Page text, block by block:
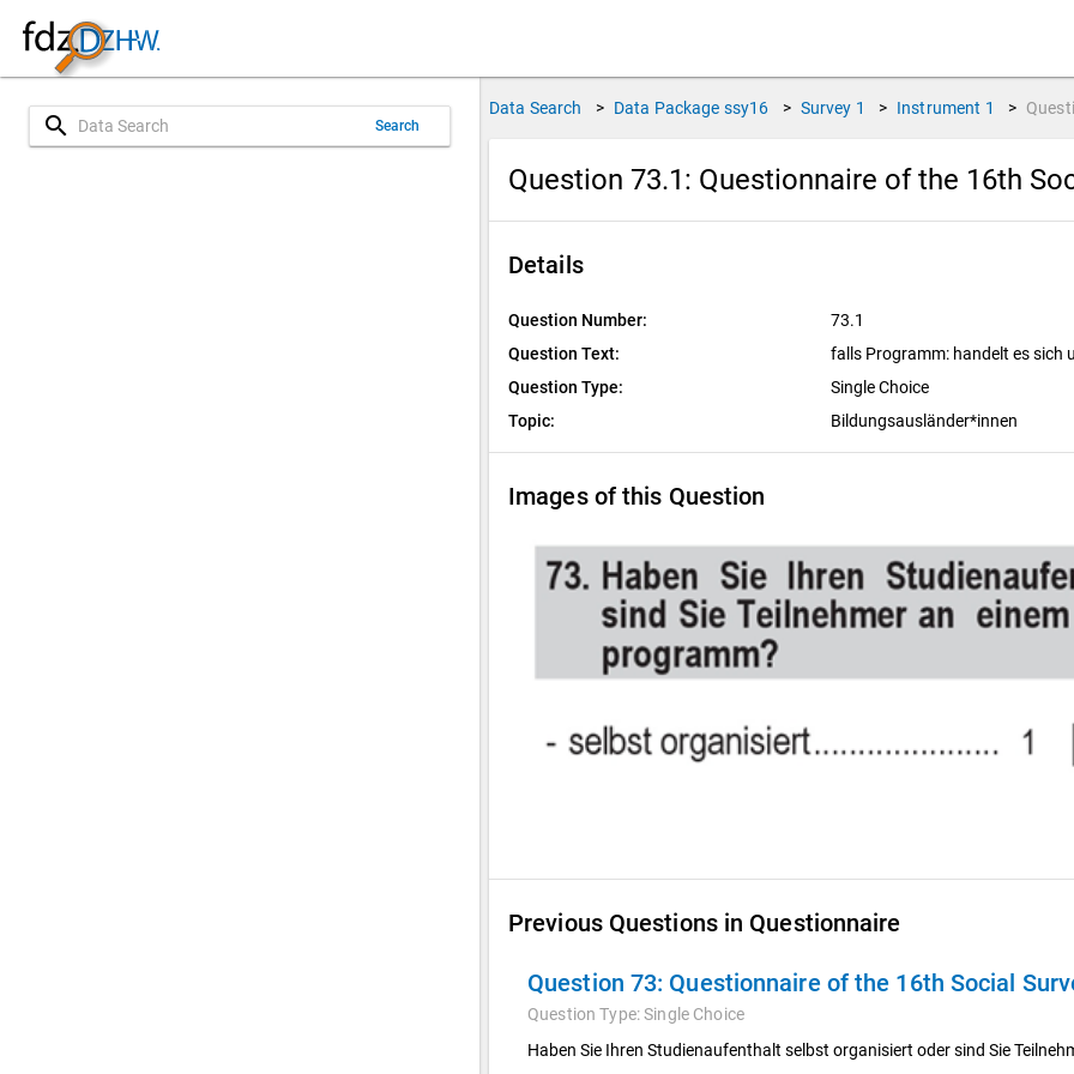
search Search
Data Search > Data Package ssy16 > Survey 1 > Instrument 1 >
Question 73.1: Questionnaire of the 16th
Details
Question Number:
73.1
Question Text:
falls Programm: handelt es sich
Question Type:
Single Choice
Topic:
Bildungsausländer*innen
Images of this Question
Previous Questions in Questionnaire
Question 73: Questionnaire of the 16th Social
Question Type:Single Choice
Haben Sie Ihren Studienaufenthalt selbst organisiert oder sind Sie